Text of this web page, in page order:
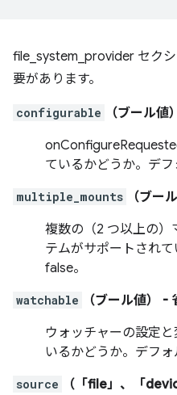
file_system_provider セク
要があります。
configurable （ブール値）
ているかどうか。デフ
multiple_mounts （ブー
複数の（2 つ以上の）
テムがサポートされ
false。
watchable （ブール値）
-
ウォッチャーの設定
いるかどうか。デフォ
source
（「file」、「